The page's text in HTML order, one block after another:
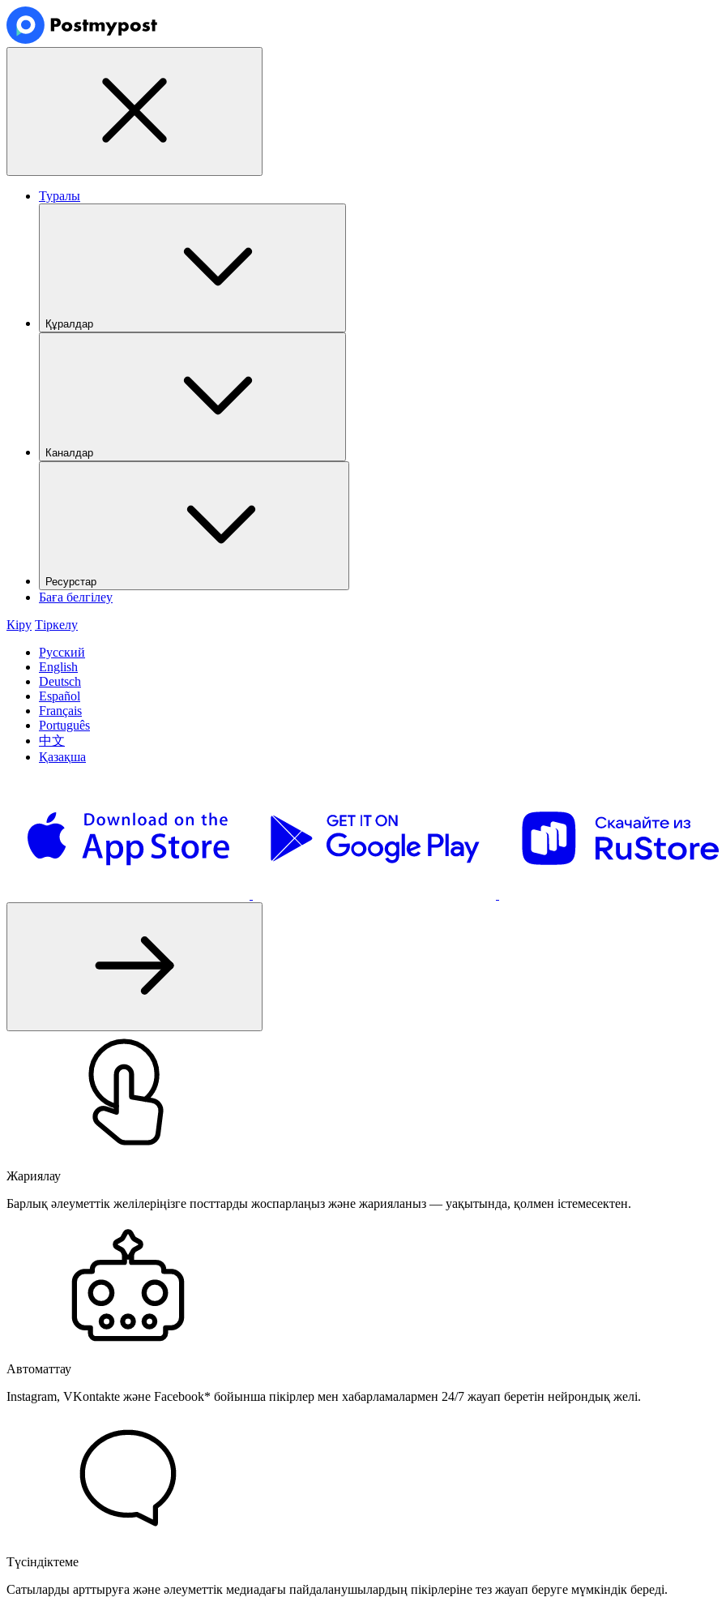
Туралы
Құралдар
Каналдар
Ресурстар
Баға белгілеу
Кіру Тіркелу
Русский
English
Deutsch
Español
Français
Português
中文
Қазақша
Жариялау
Барлық әлеуметтік желілеріңізге посттарды жоспарлаңыз және жарияланыз — уақытында, қолмен істемесектен.
Автоматтау
Instagram, VKontakte және Facebook* бойынша пікірлер мен хабарламалармен 24/7 жауап беретін нейрондық желі.
Түсіндіктеме
Сатыларды арттыруға және әлеуметтік медиадағы пайдаланушылардың пікірлеріне тез жауап беруге мүмкіндік береді.